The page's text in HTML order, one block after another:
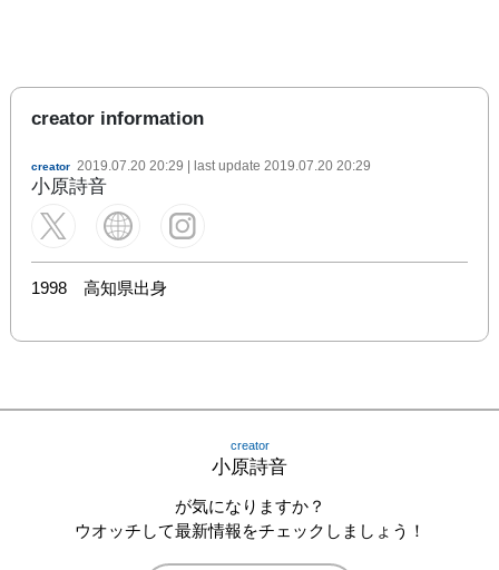
creator information
creator 2019.07.20 20:29 | last update 2019.07.20 20:29
小原詩音
1998　高知県出身
creator
小原詩音
が気になりますか？
ウオッチして最新情報をチェックしましょう！